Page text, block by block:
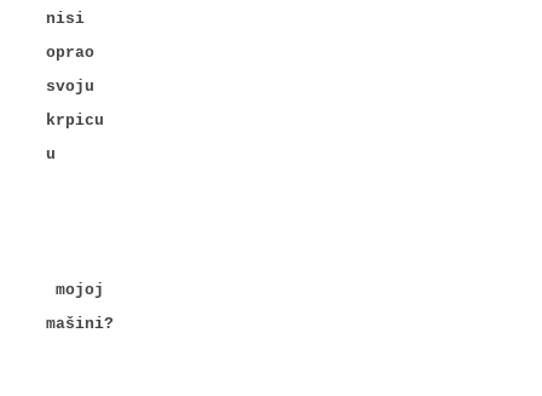
nisi
oprao
svoju
krpicu
u
mojoj
mašini?